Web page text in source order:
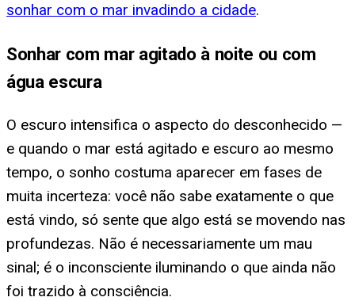
sonhar com o mar invadindo a cidade.
Sonhar com mar agitado à noite ou com
água escura
O escuro intensifica o aspecto do desconhecido —
e quando o mar está agitado e escuro ao mesmo
tempo, o sonho costuma aparecer em fases de
muita incerteza: você não sabe exatamente o que
está vindo, só sente que algo está se movendo nas
profundezas. Não é necessariamente um mau
sinal; é o inconsciente iluminando o que ainda não
foi trazido à consciência.